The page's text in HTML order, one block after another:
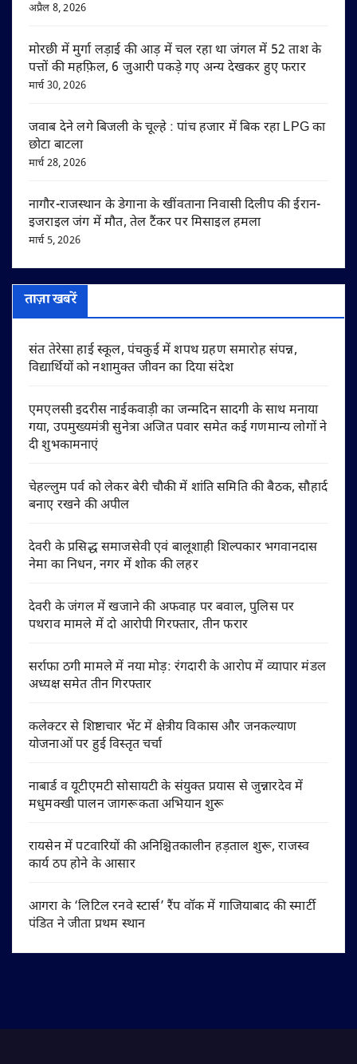
अप्रैल 8, 2026
मोरछी में मुर्गा लड़ाई की आड़ में चल रहा था जंगल में 52 ताश के
पत्तों की महफ़िल, 6 जुआरी पकड़े गए अन्य देखकर हुए फरार
मार्च 30, 2026
जवाब देने लगे बिजली के चूल्हे : पांच हजार में बिक रहा LPG का
छोटा बाटला
मार्च 28, 2026
नागौर-राजस्थान के डेगाना के खींवताना निवासी दिलीप की ईरान-
इजराइल जंग में मौत, तेल टैंकर पर मिसाइल हमला
मार्च 5, 2026
ताज़ा खबरें
संत तेरेसा हाई स्कूल, पंचकुई में शपथ ग्रहण समारोह संपन्न,
विद्यार्थियों को नशामुक्त जीवन का दिया संदेश
एमएलसी इदरीस नाईकवाड़ी का जन्मदिन सादगी के साथ मनाया
गया, उपमुख्यमंत्री सुनेत्रा अजित पवार समेत कई गणमान्य लोगों ने
दी शुभकामनाएं
चेहल्लुम पर्व को लेकर बेरी चौकी में शांति समिति की बैठक, सौहार्द
बनाए रखने की अपील
देवरी के प्रसिद्ध समाजसेवी एवं बालूशाही शिल्पकार भगवानदास
नेमा का निधन, नगर में शोक की लहर
देवरी के जंगल में खजाने की अफवाह पर बवाल, पुलिस पर
पथराव मामले में दो आरोपी गिरफ्तार, तीन फरार
सर्राफा ठगी मामले में नया मोड़: रंगदारी के आरोप में व्यापार मंडल
अध्यक्ष समेत तीन गिरफ्तार
कलेक्टर से शिष्टाचार भेंट में क्षेत्रीय विकास और जनकल्याण
योजनाओं पर हुई विस्तृत चर्चा
नाबार्ड व यूटीएमटी सोसायटी के संयुक्त प्रयास से जुन्नारदेव में
मधुमक्खी पालन जागरूकता अभियान शुरू
रायसेन में पटवारियों की अनिश्चितकालीन हड़ताल शुरू, राजस्व
कार्य ठप होने के आसार
आगरा के ‘लिटिल रनवे स्टार्स’ रैंप वॉक में गाजियाबाद की स्मार्टी
पंडित ने जीता प्रथम स्थान